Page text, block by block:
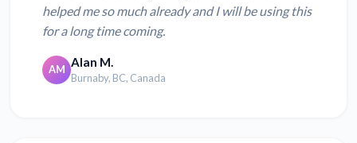
helped me so much already and I will be using this
for a long time coming.
AM Alan M.
Burnaby, BC, Canada